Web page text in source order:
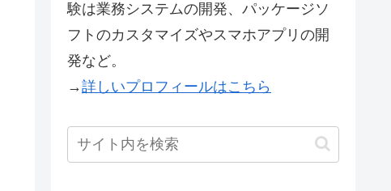
験は業務システムの開発、パッケージソ
フトのカスタマイズやスマホアプリの開
発など。
→詳しいプロフィールはこちら